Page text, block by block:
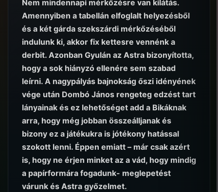
Nem mindennapi mérkőzésre van kilátás.
Amennyiben a tabellán elfoglalt helyezésből
és a két gárda szekszárdi mérkőzéséből
indulunk ki, akkor fix kettesre vennénk a
derbit. Azonban Gyulán az Astra bizonyította,
hogy a sok hiányzó ellenére sem szabad
leírni. A nagypályás bajnokság őszi idényének
vége után Dombó János rengeteg edzést tart
lányainak és ez lehetőséget add a Bikáknak
arra, hogy még jobban összeálljanak és
bizony ez a játékukra is jótékony hatással
szokott lenni. Éppen emiatt – már csak azért
is, hogy ne érjen minket az a vád, hogy mindig
a papírformára fogadunk- meglepetést
várunk és Astra győzelmet.